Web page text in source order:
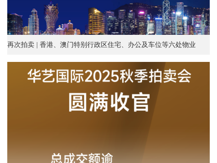
再次拍卖 | 香港、澳门特别行政区住宅、办公及车位等六处物业